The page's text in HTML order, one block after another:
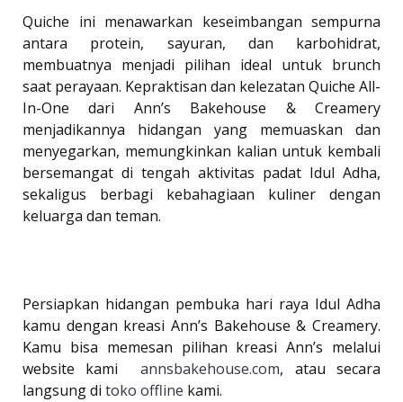
Quiche ini menawarkan keseimbangan sempurna
antara protein, sayuran, dan karbohidrat,
membuatnya menjadi pilihan ideal untuk brunch
saat perayaan. Kepraktisan dan kelezatan Quiche All-
In-One dari Ann’s Bakehouse & Creamery
menjadikannya hidangan yang memuaskan dan
menyegarkan, memungkinkan kalian untuk kembali
bersemangat di tengah aktivitas padat Idul Adha,
sekaligus berbagi kebahagiaan kuliner dengan
keluarga dan teman.
Persiapkan hidangan pembuka hari raya Idul Adha
kamu dengan kreasi Ann’s Bakehouse & Creamery.
Kamu bisa memesan pilihan kreasi Ann’s melalui
website kamiannsbakehouse.com, atau secara
langsung di toko offline kami.